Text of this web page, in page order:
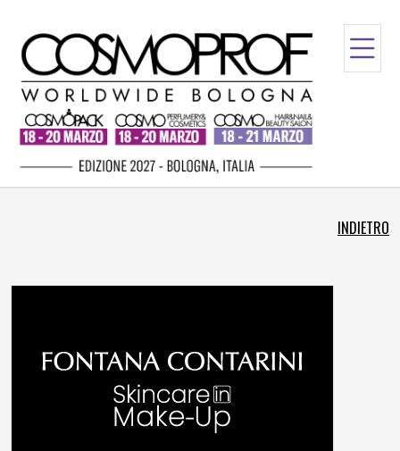
INDIETRO